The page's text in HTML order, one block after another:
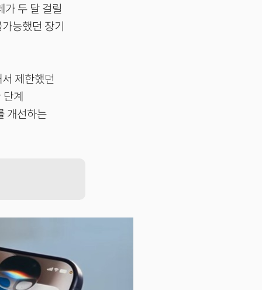
두 달 걸릴
능했던 장기
제한했던
계
개선하는